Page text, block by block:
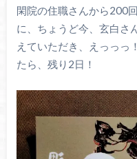
閑院の住職さんから200
に、ちょうど今、玄白さ
えていただき、えっっっ
たら、残り2日！